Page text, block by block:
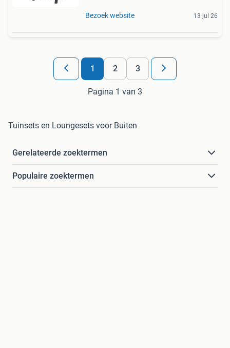
Bezoek website 13 jul 26
1 2 3
Pagina 1 van 3
Tuinsets en Loungesets voor Buiten
Gerelateerde zoektermen
Populaire zoektermen